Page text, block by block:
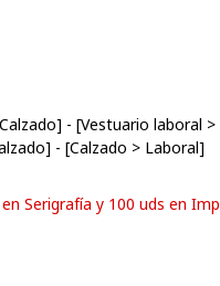
Calzado] - [Vestuario laboral >
] - [Calzado > Laboral]
Serigrafía y 100 uds en